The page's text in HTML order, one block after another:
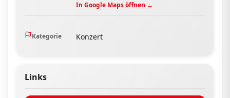
In Google Maps öffnen →
Kategorie Konzert
Links